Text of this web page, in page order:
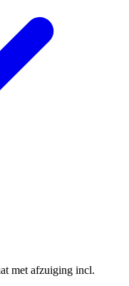
met afzuiging incl.